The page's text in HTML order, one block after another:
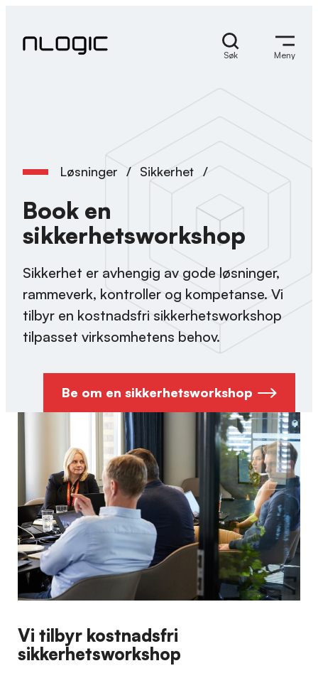
content
Søk Meny
Løsninger / Sikkerhet /
Book en
sikkerhetsworkshop
Sikkerhet er avhengig av gode løsninger,
rammeverk, kontroller og kompetanse. Vi
tilbyr en kostnadsfri sikkerhetsworkshop
tilpasset virksomhetens behov.
Be om en sikkerhetsworkshop
Vi tilbyr kostnadsfri
sikkerhetsworkshop